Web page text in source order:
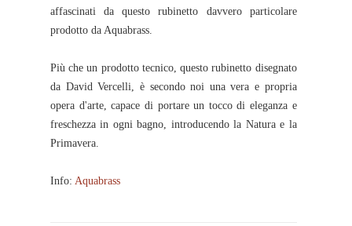
affascinati da questo rubinetto davvero particolare
prodotto da Aquabrass.
Più che un prodotto tecnico, questo rubinetto disegnato
da David Vercelli, è secondo noi una vera e propria
opera d'arte, capace di portare un tocco di eleganza e
freschezza in ogni bagno, introducendo la Natura e la
Primavera.
Info: Aquabrass